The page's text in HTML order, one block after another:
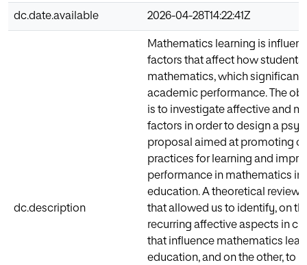
dc.date.available 2026-04-28T14:22:41Z
dc.description
Mathematics learning is
factors that affect how students
mathematics, which
academic performance. The
is to investigate affective and
factors in order to design a
proposal aimed at promoting
practices for learning and
performance in mathematics in
education. A theoretical review
that allowed us to identify, on
recurring affective aspects in
that influence mathematics
education, and on the other, to